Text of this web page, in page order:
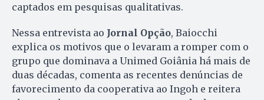
captados em pesquisas qualitativas.
Nessa entrevista ao Jornal Opção, Baiocchi
explica os motivos que o levaram a romper com o
grupo que dominava a Unimed Goiânia há mais de
duas décadas, comenta as recentes denúncias de
favorecimento da cooperativa ao Ingoh e reitera